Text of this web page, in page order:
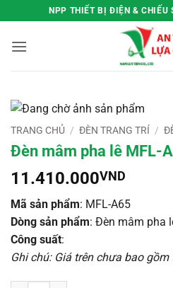
qua
nội
NPP THIẾT BỊ ĐIỆN & CHIẾU
TRANG CHỦ / ĐÈN TRANG TRÍ /
Đèn mâm pha lê MFL-
11.410.000VND
Mã sản phẩm: MFL-A65
Dòng sản phẩm: Đèn mâm pha
Công suất:
Ghi chú: Giá trên chưa bao gồm